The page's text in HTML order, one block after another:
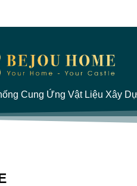
Cung Ứng Vật Liệu Xây